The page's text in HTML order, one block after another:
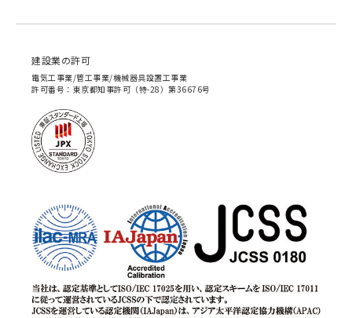
建設業の許可
電気工事業/管工事業/機械器具設置工事業
許可番号：東京都知事許可（特-28）第36676号